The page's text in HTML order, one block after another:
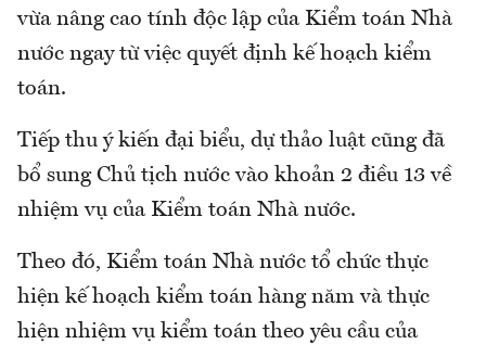
vừa nâng cao tính độc lập của Kiểm toán Nhà
nước ngay từ việc quyết định kế hoạch kiểm
toán.
Tiếp thu ý kiến đại biểu, dự thảo luật cũng đã
bổ sung Chủ tịch nước vào khoản 2 điều 13 về
nhiệm vụ của Kiểm toán Nhà nước.
Theo đó, Kiểm toán Nhà nước tổ chức thực
hiện kế hoạch kiểm toán hàng năm và thực
hiện nhiệm vụ kiểm toán theo yêu cầu của